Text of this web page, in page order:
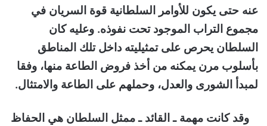
عنه حتى يكون للأوامر السلطانية قوة السريان في
مجموع التراب الموجود تحت نفوذه. وعليه كان
السلطان يحرص على تمثيليته داخل تلك المناطق
بأسلوب مرن يمكنه من أخذ فروض الطاعة منها، وفقا
لمبدأ الشورى والعدل، وحملهم على الطاعة والامتثال.
وقد كانت مهمة ـ القائد ـ ممثل السلطان هي الحفاظ